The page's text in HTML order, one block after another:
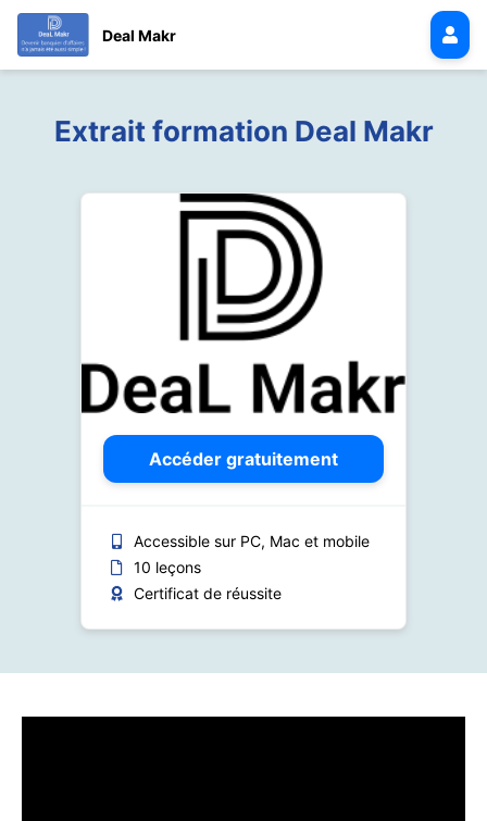
Deal Makr
Extrait formation Deal Makr
Accéder gratuitement
Accessible sur PC, Mac et mobile
10 leçons
Certificat de réussite